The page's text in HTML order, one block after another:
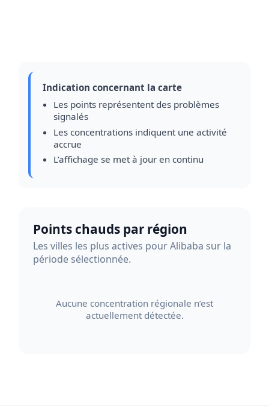
Indication concernant la carte
Les points représentent des problèmes
signalés
Les concentrations indiquent une activité
accrue
L’affichage se met à jour en continu
Points chauds par région
Les villes les plus actives pour Alibaba sur la
période sélectionnée.
Aucune concentration régionale n’est
actuellement détectée.